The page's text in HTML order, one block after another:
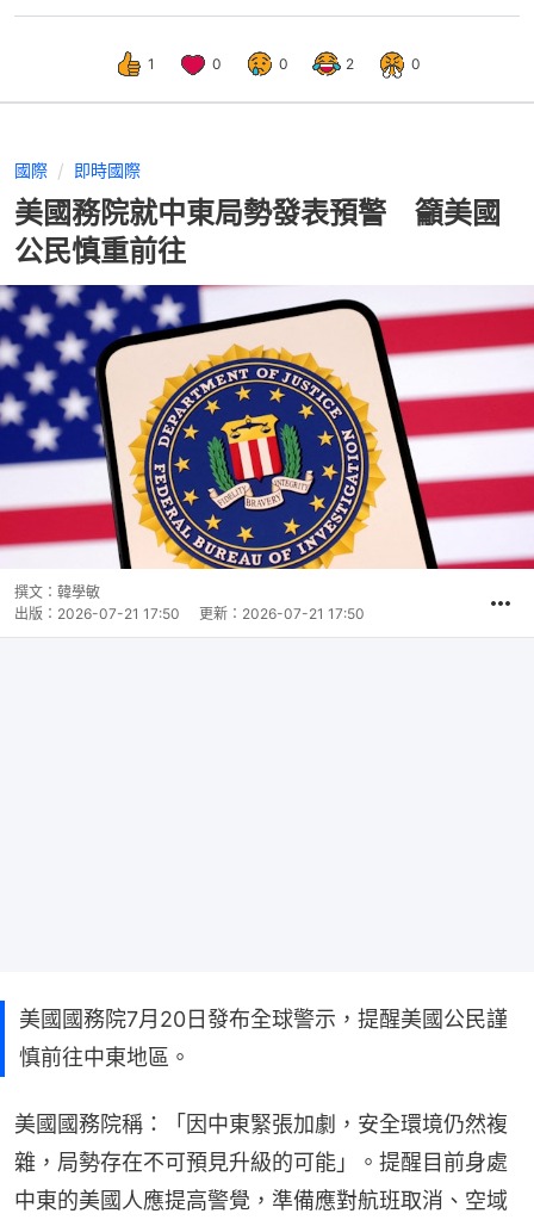
1 0 0 2 0
國際 即時國際
美國務院就中東局勢發表預警 籲美國
公民慎重前往
撰文： 韓學敏
出版： 2026-07-21 17:50 更新： 2026-07-21 17:50
美國國務院7月20日發布全球警示，提醒美國公民謹
慎前往中東地區。
美國國務院稱：「因中東緊張加劇，安全環境仍然複
雜，局勢存在不可預見升級的可能」。提醒目前身處
中東的美國人應提高警覺，準備應對航班取消、空域